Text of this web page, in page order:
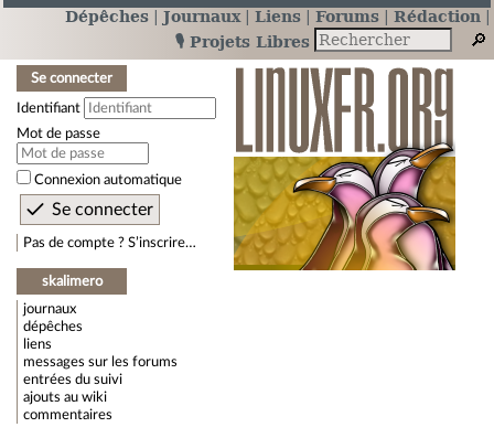
Dépêches Journaux Liens Forums
Rédaction
🎙️ Projets Libres
Se connecter
Identifiant
Mot de passe
Connexion automatique
Pas de compte ? S’inscrire…
skalimero
journaux
dépêches
liens
messages sur les forums
entrées du suivi
ajouts au wiki
commentaires